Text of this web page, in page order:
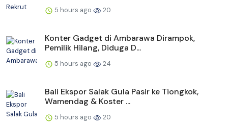
5 hours ago 20
Konter Gadget di Ambarawa Dirampok,
Pemilik Hilang, Diduga D...
5 hours ago 24
Bali Ekspor Salak Gula Pasir ke Tiongkok,
Wamendag & Koster ...
5 hours ago 20